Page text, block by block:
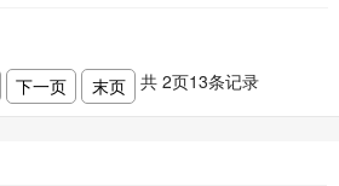
下一页 末页 共 2页13条记录